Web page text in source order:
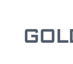
contenu